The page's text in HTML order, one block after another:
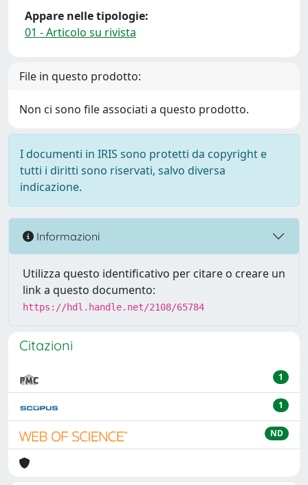
Appare nelle tipologie:
01 - Articolo su rivista
File in questo prodotto:
Non ci sono file associati a questo prodotto.
I documenti in IRIS sono protetti da copyright e
tutti i diritti sono riservati, salvo diversa
indicazione.
Informazioni
Utilizza questo identificativo per citare o creare un
link a questo documento:
https://hdl.handle.net/2108/65784
Citazioni
1
1
ND